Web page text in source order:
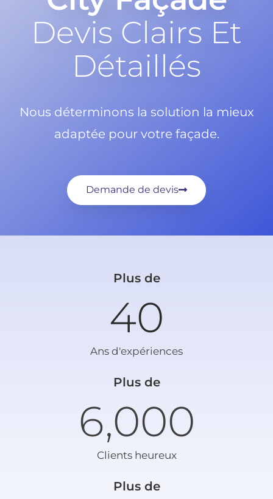
Devis Clairs Et
Détaillés
Nous déterminons la solution la mieux
adaptée pour votre façade.
Demande de devis
Plus de
Ans d'expériences
40
Plus de
Clients heureux
6,000
Plus de